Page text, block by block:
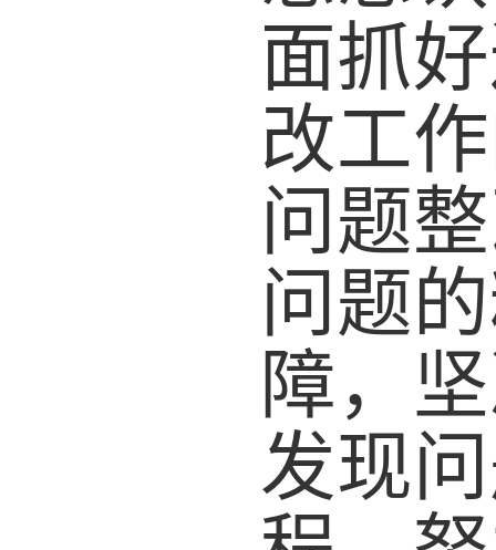
面抓
改工
问题
问题
障，
发现